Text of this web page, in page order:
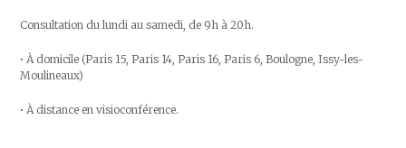
Consultation du lundi au samedi, de 9h à 20h.
• À domicile (Paris 15, Paris 14, Paris 16, Paris 6, Boulogne, Issy-les-
Moulineaux)
• À distance en visioconférence.